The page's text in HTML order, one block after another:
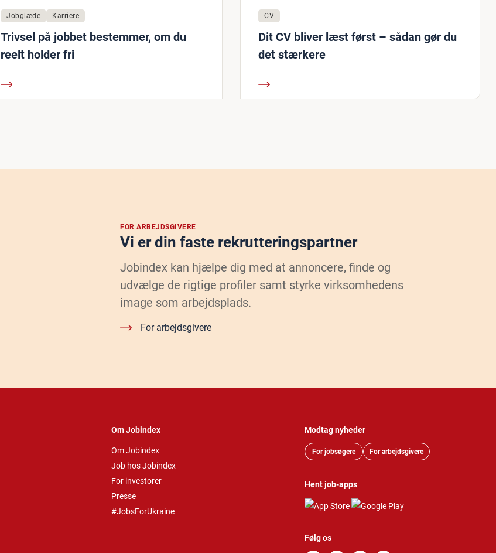
Jobglæde Karriere
Trivsel på jobbet bestemmer, om du
reelt holder fri
CV
Dit CV bliver læst først – sådan gør du
det stærkere
FOR ARBEJDSGIVERE
Vi er din faste rekrutteringspartner
Jobindex kan hjælpe dig med at annoncere, finde og
udvælge de rigtige profiler samt styrke virksomhedens
image som arbejdsplads.
For arbejdsgivere
Om Jobindex
Om Jobindex
Job hos Jobindex
For investorer
Presse
#JobsForUkraine
Modtag nyheder
For jobsøgere For arbejdsgivere
Hent job-apps
Følg os